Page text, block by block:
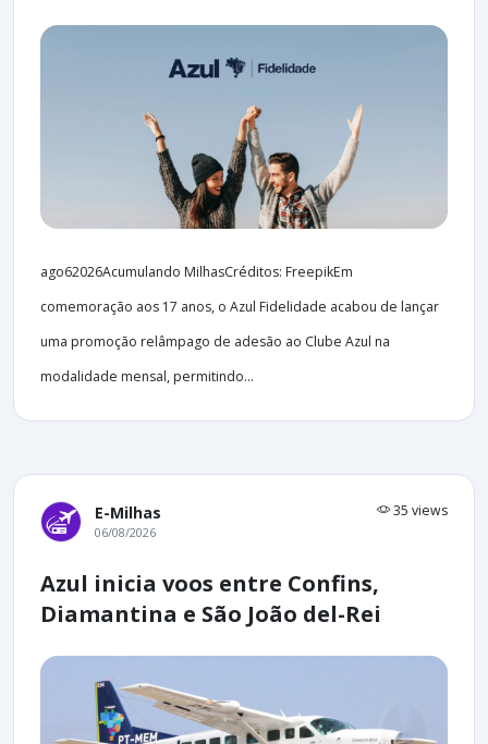
ago62026Acumulando MilhasCréditos: FreepikEm
comemoração aos 17 anos, o Azul Fidelidade acabou de lançar
uma promoção relâmpago de adesão ao Clube Azul na
modalidade mensal, permitindo...
E-Milhas 35 views
06/08/2026
Azul inicia voos entre Confins,
Diamantina e São João del-Rei